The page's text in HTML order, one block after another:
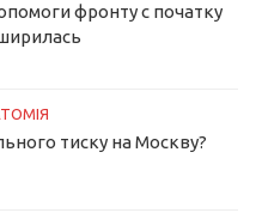
фронту с початку
тиску на Москву?